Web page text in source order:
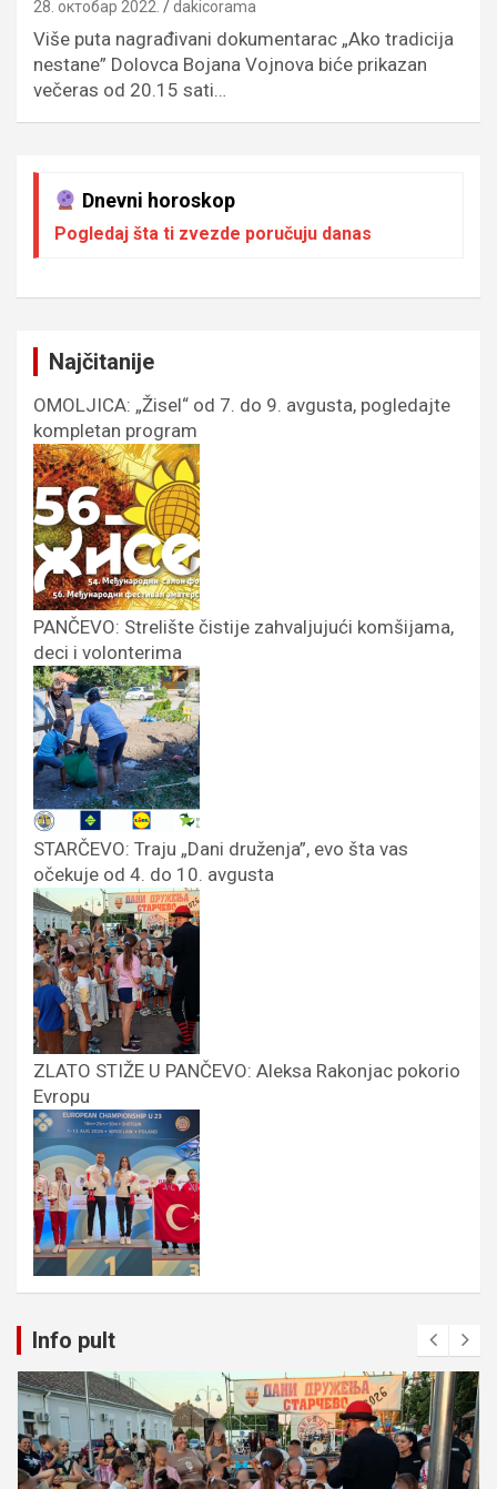
28. октобар 2022. dakicorama
Više puta nagrađivani dokumentarac „Ako tradicija
nestane” Dolovca Bojana Vojnova biće prikazan
večeras od 20.15 sati…
Dnevni horoskop
Pogledaj šta ti zvezde poručuju danas
Najčitanije
OMOLJICA: „Žisel“ od 7. do 9. avgusta, pogledajte
kompletan program
PANČEVO: Strelište čistije zahvaljujući komšijama,
deci i volonterima
STARČEVO: Traju „Dani druženja”, evo šta vas
očekuje od 4. do 10. avgusta
ZLATO STIŽE U PANČEVO: Aleksa Rakonjac pokorio
Evropu
Info pult